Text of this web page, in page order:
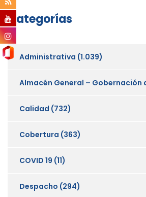
Categorías
Administrativa (1.039)
Almacén General – Gobernación
Calidad (732)
Cobertura (363)
COVID 19 (11)
Despacho (294)